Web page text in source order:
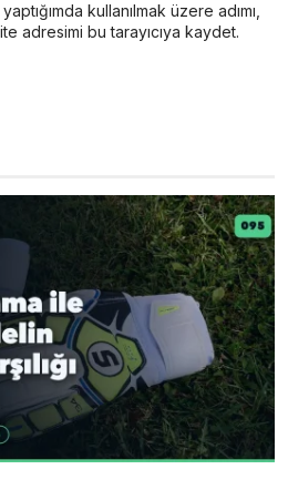
kullanılmak üzere adımı,
adresimi bu tarayıcıya kaydet.